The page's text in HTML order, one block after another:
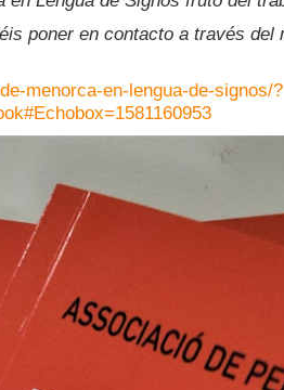
poner en contacto a través del
menorca-en-lengua-de-signos/?